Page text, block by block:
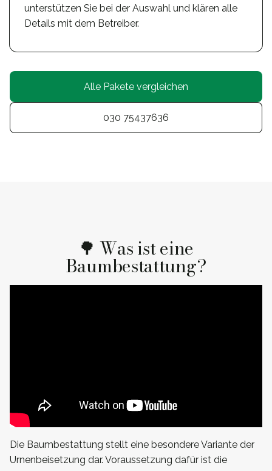
unterstützen Sie bei der Auswahl und klären alle
Details mit dem Betreiber.
Alle Pakete vergleichen
030 75437636
🌳 Was ist eine
Baumbestattung?
Die Baumbestattung stellt eine besondere Variante der
Urnenbeisetzung dar. Voraussetzung dafür ist die